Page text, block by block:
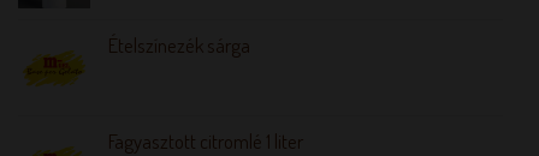
Ételszínezék sárga
Fagyasztott citromlé 1 liter